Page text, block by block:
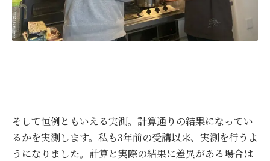
そして恒例ともいえる実測。計算通りの結果になってい
るかを実測します。私も3年前の受講以来、実測を行うよ
うになりました。計算と実際の結果に差異がある場合は